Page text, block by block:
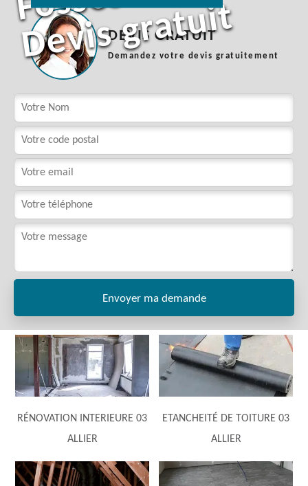
t
DEVIS GRATUIT
Demandez votre devis gratuitement
RÉNOVATION INTERIEURE 03
ALLIER
ETANCHEITÉ DE TOITURE 03
ALLIER